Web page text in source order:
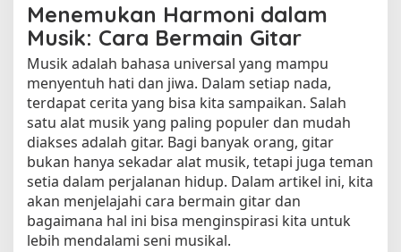
Menemukan Harmoni dalam
Musik: Cara Bermain Gitar
Musik adalah bahasa universal yang mampu
menyentuh hati dan jiwa. Dalam setiap nada,
terdapat cerita yang bisa kita sampaikan. Salah
satu alat musik yang paling populer dan mudah
diakses adalah gitar. Bagi banyak orang, gitar
bukan hanya sekadar alat musik, tetapi juga teman
setia dalam perjalanan hidup. Dalam artikel ini, kita
akan menjelajahi cara bermain gitar dan
bagaimana hal ini bisa menginspirasi kita untuk
lebih mendalami seni musikal.